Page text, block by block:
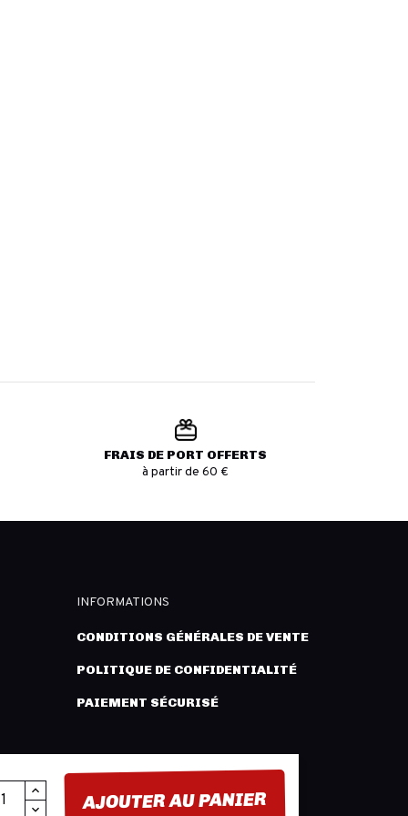
AJOUTER AU PANIER
FRAIS DE PORT OFFERTS
à partir de 60 €
INFORMATIONS
CONDITIONS GÉNÉRALES DE VENTE
POLITIQUE DE CONFIDENTIALITÉ
PAIEMENT SÉCURISÉ